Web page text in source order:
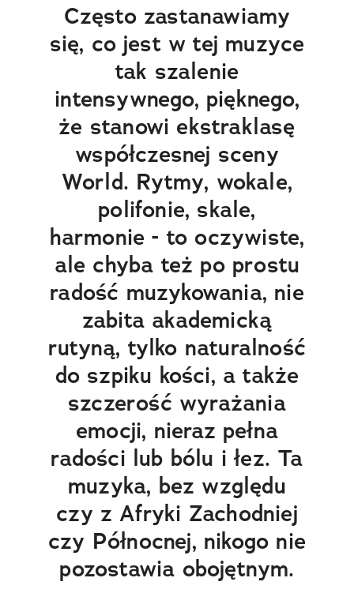
Często zastanawiamy
się, co jest w tej muzyce
tak szalenie
intensywnego, pięknego,
że stanowi ekstraklasę
współczesnej sceny
World. Rytmy, wokale,
polifonie, skale,
harmonie - to oczywiste,
ale chyba też po prostu
radość muzykowania, nie
zabita akademicką
rutyną, tylko naturalność
do szpiku kości, a także
szczerość wyrażania
emocji, nieraz pełna
radości lub bólu i łez. Ta
muzyka, bez względu
czy z Afryki Zachodniej
czy Północnej, nikogo nie
pozostawia obojętnym.